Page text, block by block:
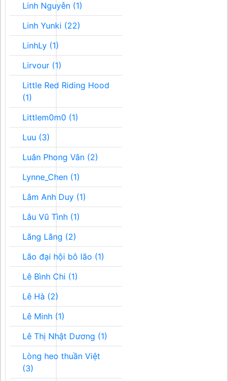
Linh Nguyễn (1)
Linh Yunki (22)
LinhLy (1)
Lirvour (1)
Little Red Riding Hood
(1)
Littlem0m0 (1)
Luu (3)
Luân Phong Vân (2)
Lynne_Chen (1)
Lâm Anh Duy (1)
Lâu Vũ Tình (1)
Lãng Lãng (2)
Lão đại hội bô lão (1)
Lê Bình Chi (1)
Lê Hà (2)
Lê Minh (1)
Lê Thị Nhật Dương (1)
Lòng heo thuần Việt
(3)